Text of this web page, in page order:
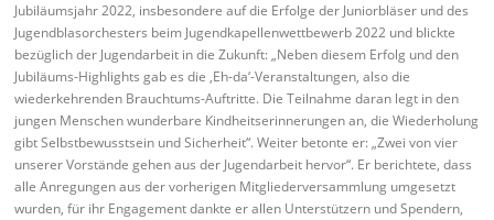
Jubiläumsjahr 2022, insbesondere auf die Erfolge der Juniorbläser und des
Jugendblasorchesters beim Jugendkapellenwettbewerb 2022 und blickte
bezüglich der Jugendarbeit in die Zukunft: „Neben diesem Erfolg und den
Jubiläums-Highlights gab es die ‚Eh-da‘-Veranstaltungen, also die
wiederkehrenden Brauchtums-Auftritte. Die Teilnahme daran legt in den
jungen Menschen wunderbare Kindheitserinnerungen an, die Wiederholung
gibt Selbstbewusstsein und Sicherheit“. Weiter betonte er: „Zwei von vier
unserer Vorstände gehen aus der Jugendarbeit hervor“. Er berichtete, dass
alle Anregungen aus der vorherigen Mitgliederversammlung umgesetzt
wurden, für ihr Engagement dankte er allen Unterstützern und Spendern,